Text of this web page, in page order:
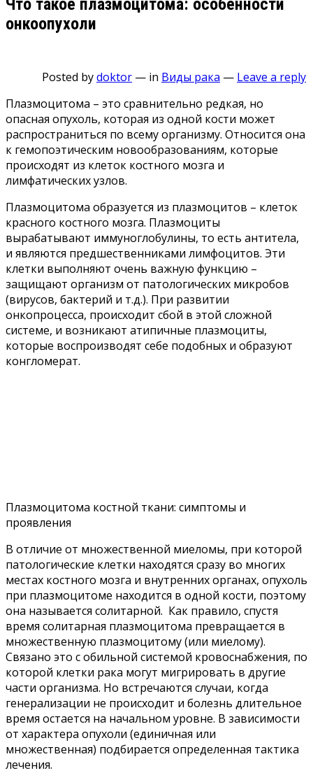
Что такое плазмоцитома: особенности
онкоопухоли
Posted bydoktor — in Виды рака — Leave a reply
Плазмоцитома – это сравнительно редкая, но
опасная опухоль, которая из одной кости может
распространиться по всему организму. Относится она
к гемопоэтическим новообразованиям, которые
происходят из клеток костного мозга и
лимфатических узлов.
Плазмоцитома образуется из плазмоцитов – клеток
красного костного мозга. Плазмоциты
вырабатывают иммуноглобулины, то есть антитела,
и являются предшественниками лимфоцитов. Эти
клетки выполняют очень важную функцию –
защищают организм от патологических микробов
(вирусов, бактерий и т.д.). При развитии
онкопроцесса, происходит сбой в этой сложной
системе, и возникают атипичные плазмоциты,
которые воспроизводят себе подобных и образуют
конгломерат.
Плазмоцитома костной ткани: симптомы и
проявления
В отличие от множественной миеломы, при которой
патологические клетки находятся сразу во многих
местах костного мозга и внутренних органах, опухоль
при плазмоцитоме находится в одной кости, поэтому
она называется солитарной. Как правило, спустя
время солитарная плазмоцитома превращается в
множественную плазмоцитому (или миелому).
Связано это с обильной системой кровоснабжения, по
которой клетки рака могут мигрировать в другие
части организма. Но встречаются случаи, когда
генерализации не происходит и болезнь длительное
время остается на начальном уровне. В зависимости
от характера опухоли (единичная или
множественная) подбирается определенная тактика
лечения.